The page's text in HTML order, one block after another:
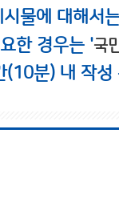
물에 대해서
한 경우는 '국
(10분) 내 작